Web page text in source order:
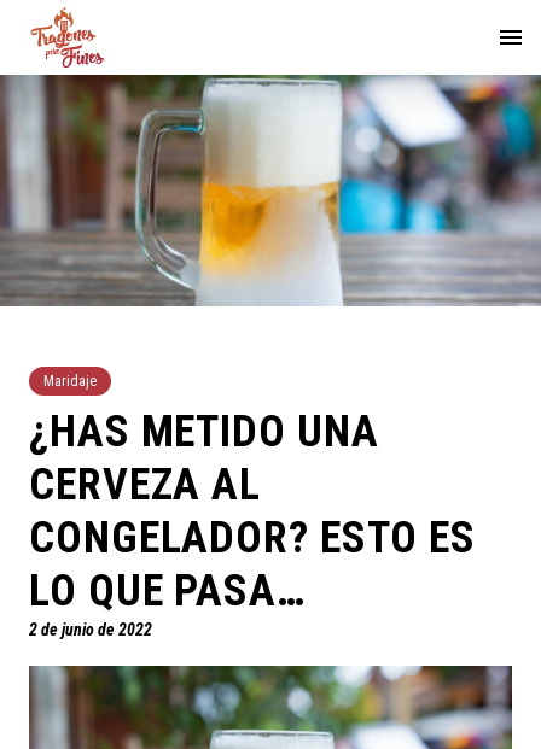
Maridaje
¿HAS METIDO UNA
CERVEZA AL
CONGELADOR? ESTO ES
LO QUE PASA…
2 de junio de 2022